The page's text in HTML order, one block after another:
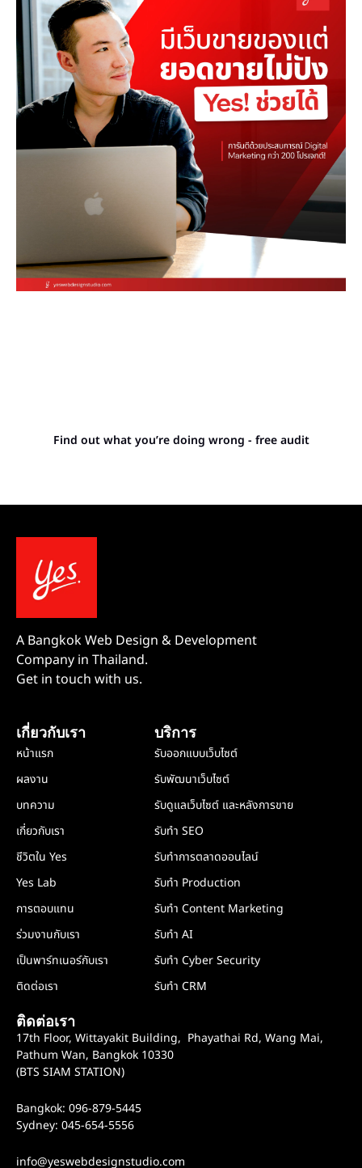
Find out what you’re doing wrong - free audit
A Bangkok Web Design & Development
Company in Thailand.
Get in touch with us.
เกี่ยวกับเรา
หน้าแรก
ผลงาน
บทความ
เกี่ยวกับเรา
ชีวิตใน Yes
Yes Lab
การตอบแทน
ร่วมงานกับเรา
เป็นพาร์ทเนอร์กับเรา
ติดต่อเรา
บริการ
รับออกแบบเว็บไซต์
รับพัฒนาเว็บไซต์
รับดูแลเว็บไซต์ และหลังการขาย
รับทำ SEO
รับทำการตลาดออนไลน์
รับทำ Production
รับทำ Content Marketing
รับทำ AI
รับทำ Cyber Security
รับทำ CRM
ติดต่อเรา
17th Floor, Wittayakit Building, Phayathai Rd, Wang Mai,
Pathum Wan, Bangkok 10330
(BTS SIAM STATION)
Bangkok: 096-879-5445
Sydney: 045-654-5556
info@yeswebdesignstudio.com